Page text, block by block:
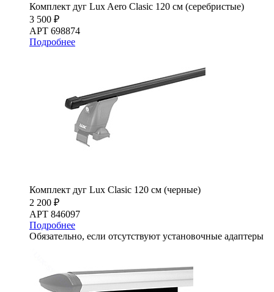
Комплект дуг Lux Aero Clasic 120 см (серебристые)
3 500 ₽
АРТ 698874
Подробнее
Комплект дуг Lux Clasic 120 см (черные)
2 200 ₽
АРТ 846097
Подробнее
Обязательно, если отсутствуют установочные адаптеры